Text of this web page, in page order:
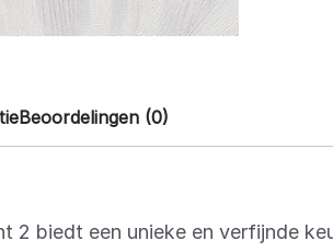
Beoordelingen (0)
2 biedt een unieke en verfijnde